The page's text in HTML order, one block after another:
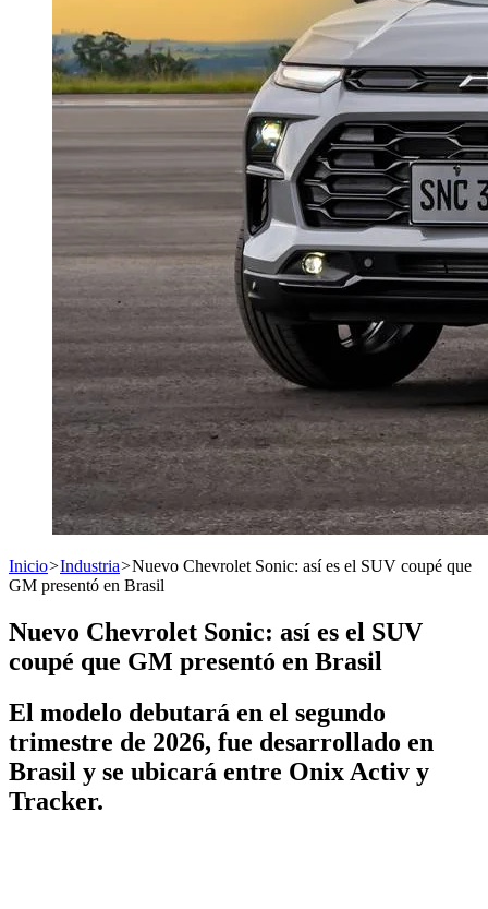
Inicio>Industria>Nuevo Chevrolet Sonic: así es el SUV coupé que
GM presentó en Brasil
Nuevo Chevrolet Sonic: así es el SUV
coupé que GM presentó en Brasil
El modelo debutará en el segundo
trimestre de 2026, fue desarrollado en
Brasil y se ubicará entre Onix Activ y
Tracker.